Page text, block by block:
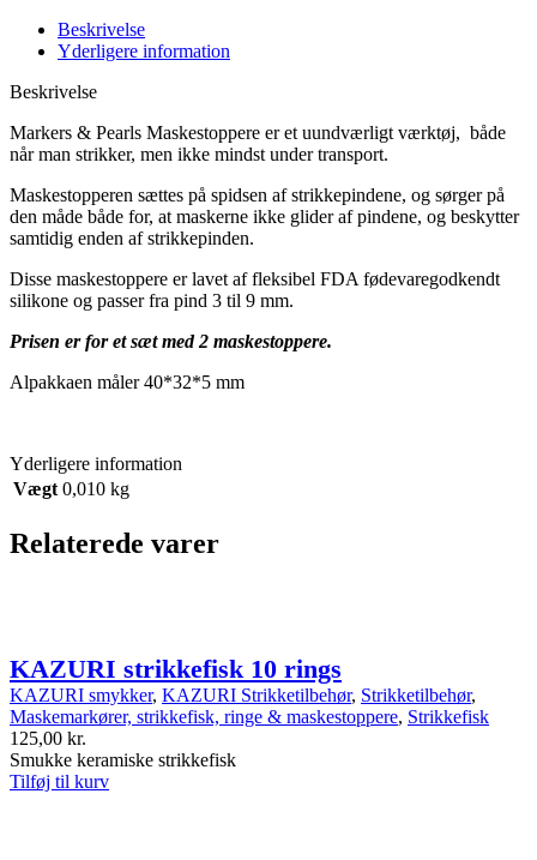
Beskrivelse
Yderligere information
Beskrivelse
Markers & Pearls Maskestoppere er et uundværligt værktøj, både
når man strikker, men ikke mindst under transport.
Maskestopperen sættes på spidsen af strikkepindene, og sørger på
den måde både for, at maskerne ikke glider af pindene, og beskytter
samtidig enden af strikkepinden.
Disse maskestoppere er lavet af fleksibel FDA fødevaregodkendt
silikone og passer fra pind 3 til 9 mm.
Prisen er for et sæt med 2 maskestoppere.
Alpakkaen måler 40*32*5 mm
Yderligere information
Vægt 0,010 kg
Relaterede varer
KAZURI strikkefisk 10 rings
KAZURI smykker, KAZURI Strikketilbehør, Strikketilbehør,
Maskemarkører, strikkefisk, ringe & maskestoppere, Strikkefisk
125,00 kr.
Smukke keramiske strikkefisk
Tilføj til kurv